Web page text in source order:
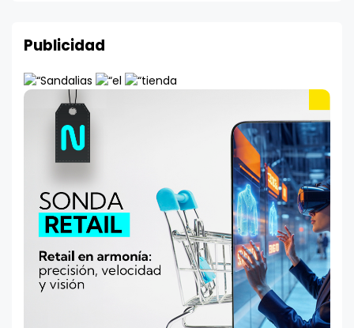
Publicidad